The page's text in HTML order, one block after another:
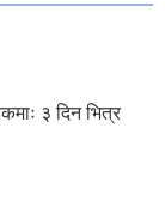
३ दिन भित्र